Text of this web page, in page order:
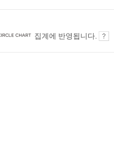
집계에 반영됩니다.